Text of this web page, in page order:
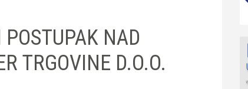
NAD
TRGOVINE D.O.O.